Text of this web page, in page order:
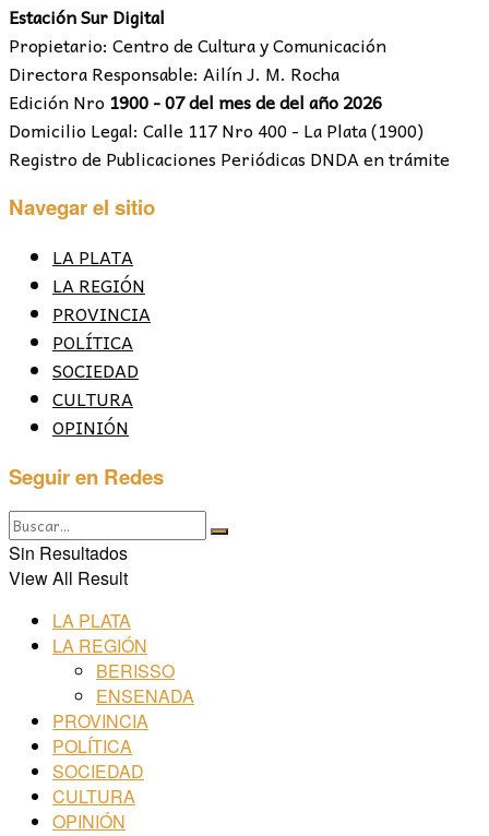
Estación Sur Digital
Propietario: Centro de Cultura y Comunicación
Directora Responsable: Ailín J. M. Rocha
Edición Nro 1900 - 07 del mes de del año 2026
Domicilio Legal: Calle 117 Nro 400 - La Plata (1900)
Registro de Publicaciones Periódicas DNDA en trámite
Navegar el sitio
LA PLATA
LA REGIÓN
PROVINCIA
POLÍTICA
SOCIEDAD
CULTURA
OPINIÓN
Seguir en Redes
Sin Resultados
View All Result
LA PLATA
LA REGIÓN
BERISSO
ENSENADA
PROVINCIA
POLÍTICA
SOCIEDAD
CULTURA
OPINIÓN